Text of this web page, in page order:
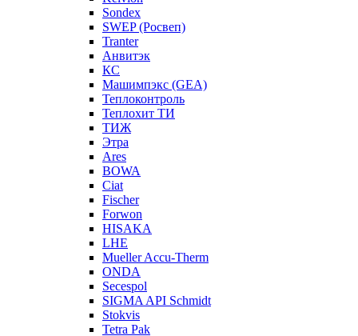
Sondex
SWEP (Росвеп)
Tranter
Анвитэк
КС
Машимпэкс (GEA)
Теплоконтроль
Теплохит ТИ
ТИЖ
Этра
Ares
BOWA
Ciat
Fischer
Forwon
HISAKA
LHE
Mueller Accu-Therm
ONDA
Secespol
SIGMA API Schmidt
Stokvis
Tetra Pak